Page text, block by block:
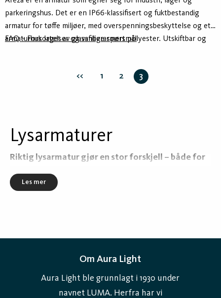
parkeringshus. Det er en IP66-klassifisert og fuktbestandig
armatur for tøffe miljøer, med overspenningsbeskyttelse og et
armaturhus laget av glassfiberarmert polyester. Utskiftbar og
FAQ – Forkortelser og vanlige spørsmål
<< 1 2 3
Lysarmaturer
Riktig lysarmatur gjør en stor forskjell – både for
lyskvalitet og energieffektivitet. Aura Light tilbyr
et bredt utvalg av lysarmaturer for både
LED-lysarmaturer for alle typer
miljøer
Våre LED-lysarmaturer er utviklet for å møte ulike
Les mer
Om Aura Light
Aura Light ble grunnlagt i 1930 under
navnet LUMA. Herfra har vi